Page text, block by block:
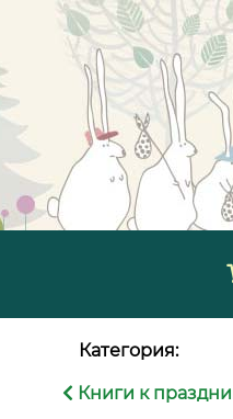
Категория:
Книги к